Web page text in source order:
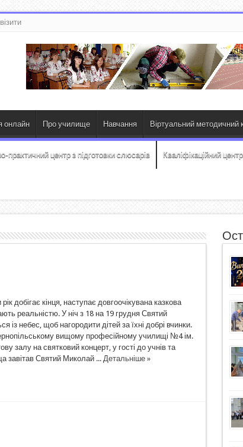
онлайн Про училище Навчання Віртуальний методичний
практичний центр з підготовки слюсарів Кваліфікаційний центр
добігає кінця, наступає довгоочікувана казкова
реальністю. У ніч з 18 на 19 грудня Святий
із небес, щоб нагородити дітей за їхні добрі вчинки.
вищому професійному училищі №4 ім.
залу на святковий концерт, у гості до учнів та
завітав Святий Миколай ... Детальніше »